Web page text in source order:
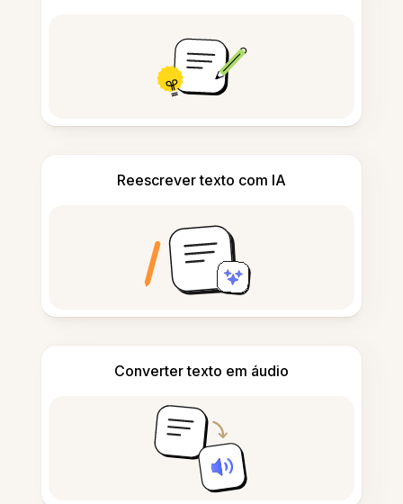
Reescrever texto com IA
Converter texto em áudio